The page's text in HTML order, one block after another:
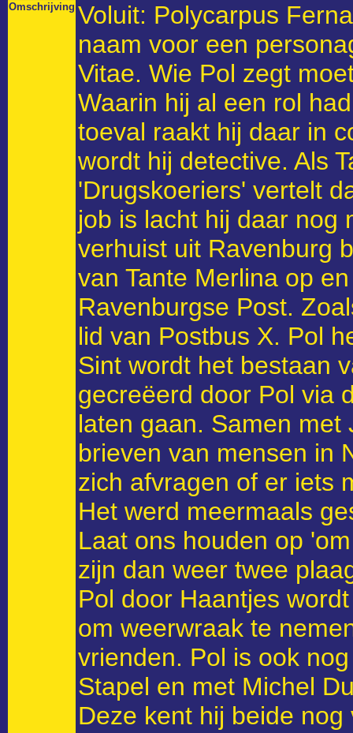
Omschrijving Voluit: Polycarpus
naam voor een
Vitae. Wie Pol zegt
Waarin hij al een rol
toeval raakt hij daar in
wordt hij detective. Als
'Drugskoeriers' vertelt
job is lacht hij daar nog
verhuist uit Ravenburg
van Tante Merlina op
Ravenburgse Post.
lid van Postbus X. Pol
Sint wordt het bestaan
gecreëerd door Pol via
laten gaan. Samen
brieven van mensen in
zich afvragen of er iets
Het werd meermaals
Laat ons houden op
zijn dan weer twee
Pol door Haantjes
om weerwraak te
vrienden. Pol is ook
Stapel en met Michel
Deze kent hij beide